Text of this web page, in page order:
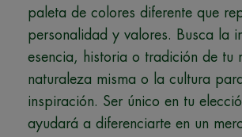
paleta de colores diferente que
personalidad y valores. Busca la
esencia, historia o tradición de tu
naturaleza misma o la cultura
inspiración. Ser único en tu
ayudará a diferenciarte en un